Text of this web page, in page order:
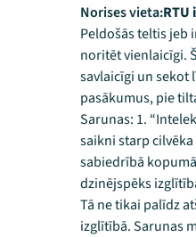
Norises vieta:
Peldošās teltis jeb
noritēt vienlaicīgi.
savlaicīgi un
pasākumus, pie
Sarunas: 1.
saikni starp
sabiedrībā
dzinējspēks
Tā ne tikai palīdz
izglītībā. Sarunas